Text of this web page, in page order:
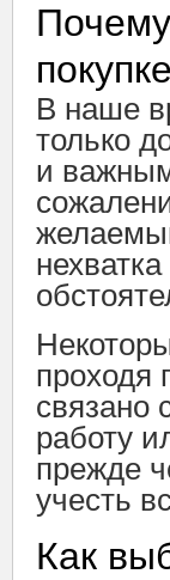
В наше
только
и
проходя
связано
работу
прежде
учесть
Как